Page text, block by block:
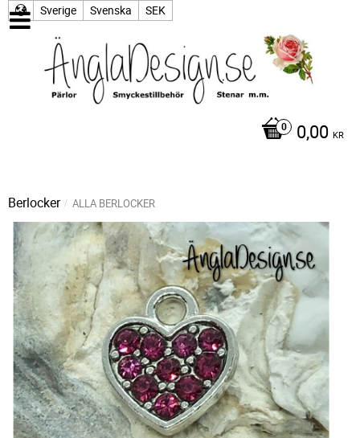
Sverige Svenska SEK
0,00 KR
Berlocker ALLA BERLOCKER